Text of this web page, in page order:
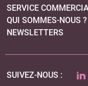
SERVICE
QUI SOMMES-NOUS ?
NEWSLETTERS
SUIVEZ-NOUS :